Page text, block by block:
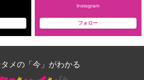
Instagram
フォロー
メの「今」がわかる